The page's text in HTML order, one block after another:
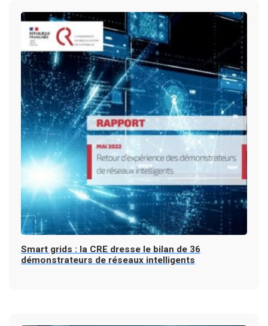
Smart grids : la CRE dresse le bilan de 36
démonstrateurs de réseaux intelligents